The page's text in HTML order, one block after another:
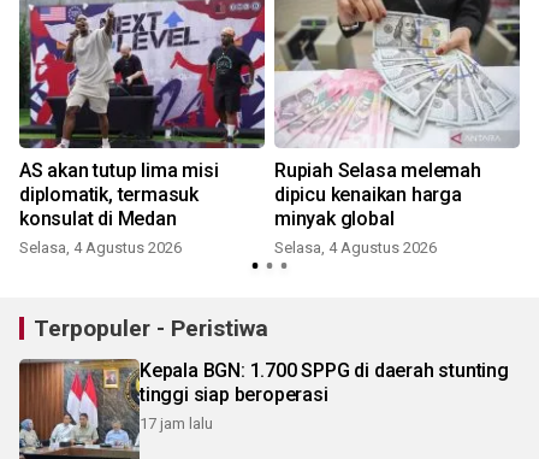
AS akan tutup lima misi
diplomatik, termasuk
konsulat di Medan
Selasa, 4 Agustus 2026
Rupiah Selasa melemah
dipicu kenaikan harga
minyak global
Selasa, 4 Agustus 2026
Terpopuler - Peristiwa
Kepala BGN: 1.700 SPPG di daerah stunting
tinggi siap beroperasi
17 jam lalu